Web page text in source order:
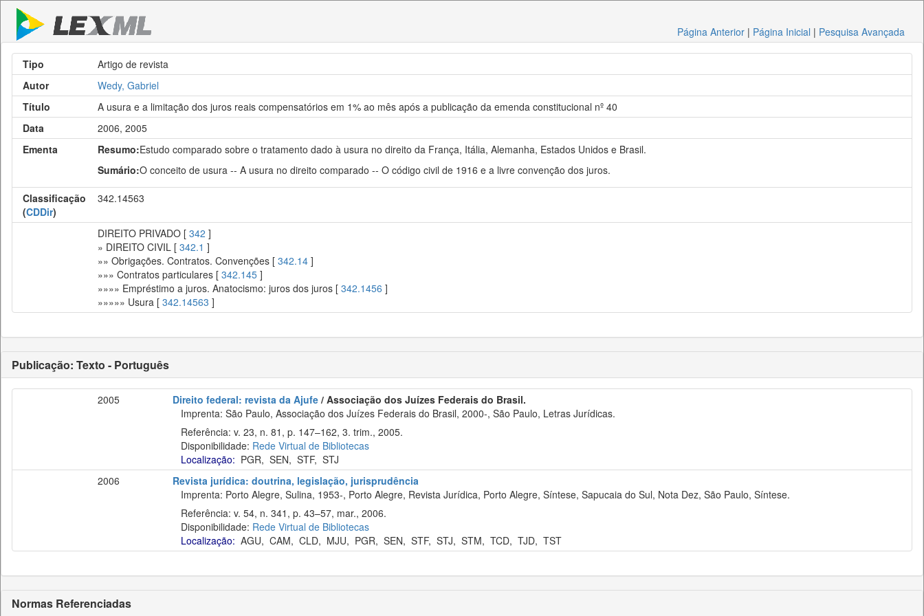
Página Anterior | Página Inicial | Pesquisa Avançada
Tipo
Artigo de revista
Autor
Wedy, Gabriel
Título
A usura e a limitação dos juros reais compensatórios em 1% ao mês após a publicação da emenda constitucional nº 40
Data
2006, 2005
Ementa
Resumo:Estudo comparado sobre o tratamento dado à usura no direito da França, Itália, Alemanha, Estados Unidos e Brasil.
Sumário:O conceito de usura -- A usura no direito comparado -- O código civil de 1916 e a livre convenção dos juros.
Classificação
(CDDir)
342.14563
DIREITO PRIVADO [ 342 ]
» DIREITO CIVIL [ 342.1 ]
»» Obrigações. Contratos. Convenções [ 342.14 ]
»»» Contratos particulares [ 342.145 ]
»»»» Empréstimo a juros. Anatocismo: juros dos juros [ 342.1456 ]
»»»»» Usura [ 342.14563 ]
Publicação: Texto - Português
2005 Direito federal: revista da Ajufe / Associação dos Juízes Federais do Brasil.
Imprenta: São Paulo, Associação dos Juízes Federais do Brasil, 2000-, São Paulo, Letras Jurídicas.
Referência: v. 23, n. 81, p. 147–162, 3. trim., 2005.
Disponibilidade: Rede Virtual de Bibliotecas
Localização: PGR, SEN, STF, STJ
2006
Revista jurídica: doutrina, legislação, jurisprudência
Imprenta: Porto Alegre, Sulina, 1953-, Porto Alegre, Revista Jurídica, Porto Alegre, Síntese, Sapucaia do Sul, Nota Dez, São Paulo, Síntese.
Referência: v. 54, n. 341, p. 43–57, mar., 2006.
Disponibilidade: Rede Virtual de Bibliotecas
Localização: AGU, CAM, CLD, MJU, PGR, SEN, STF, STJ, STM, TCD, TJD, TST
Normas Referenciadas